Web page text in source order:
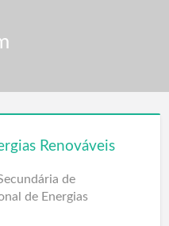
Renováveis
de
de Energias